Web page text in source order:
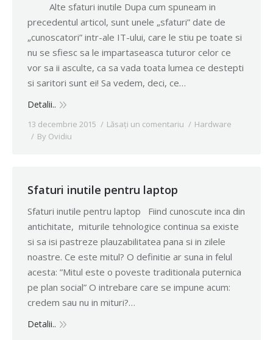
Alte sfaturi inutile Dupa cum spuneam in
precedentul articol, sunt unele „sfaturi” date de
„cunoscatori” intr-ale IT-ului, care le stiu pe toate si
nu se sfiesc sa le impartaseasca tuturor celor ce
vor sa ii asculte, ca sa vada toata lumea ce destepti
si saritori sunt ei! Sa vedem, deci, ce…
Detalii..
13 decembrie 2015 Lăsați un comentariu
Hardware
By Ovidiu
Sfaturi inutile pentru laptop
Sfaturi inutile pentru laptop Fiind cunoscute inca din
antichitate, miturile tehnologice continua sa existe
si sa isi pastreze plauzabilitatea pana si in zilele
noastre. Ce este mitul? O definitie ar suna in felul
acesta: ”Mitul este o poveste traditionala puternica
pe plan social” O intrebare care se impune acum:
credem sau nu in mituri?…
Detalii..